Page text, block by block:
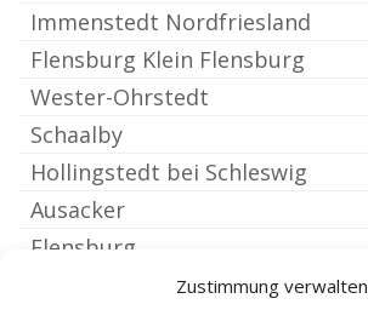
Zustimmung verwalten
Immenstedt Nordfriesland
Flensburg Klein Flensburg
Wester-Ohrstedt
Schaalby
Hollingstedt bei Schleswig
Ausacker
Flensburg
Flensburg Westliche Höhe